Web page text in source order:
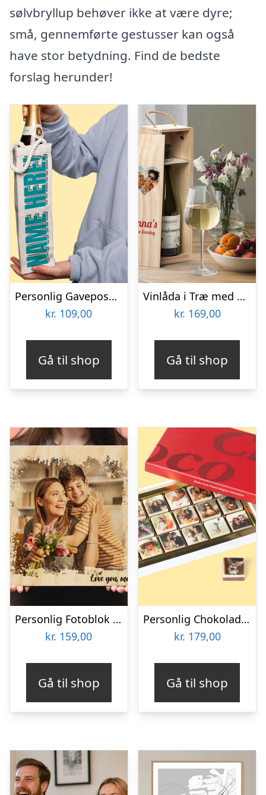
sølvbryllup behøver ikke at være dyre;
små, gennemførte gestusser kan også
have stor betydning. Find de bedste
forslag herunder!
Personlig Gavepose til vin med Tekst
kr. 109,00
Gå til shop
Vinlåda i Træ med Egen Design
kr. 169,00
Gå til shop
Personlig Fotoblok i Træ med Tekst
kr. 159,00
Gå til shop
Personlig Chokolade med Billeder
kr. 179,00
Gå til shop